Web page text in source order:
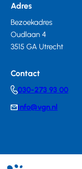
Adres
Bezoekadres
Oudlaan 4
3515 GA Utrecht
Contact
Telephonenumber
030-273 93 00
E-info@vgn.nl